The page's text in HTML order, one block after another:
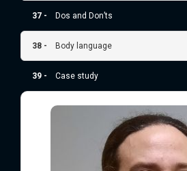
37 - Dos and Don’ts
38 - Body language
39 - Case study